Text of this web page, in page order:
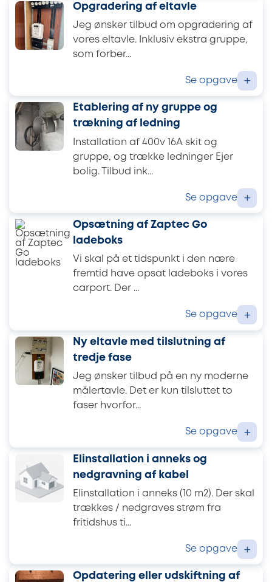
Opgradering af eltavle
Jeg ønsker tilbud om opgradering af
vores eltavle. Inklusiv ekstra gruppe,
som forber...
Se opgave +
Etablering af ny gruppe og
trækning af ledning
Installation af 400v 16A skit og
gruppe, og trække ledninger Ejer
bolig. Tilbud ink...
Se opgave +
Opsætning af Zaptec Go
ladeboks
Vi skal på et tidspunkt i den nære
fremtid have opsat ladeboks i vores
carport. Der ...
Se opgave +
Ny eltavle med tilslutning af
tredje fase
Jeg ønsker tilbud på en ny moderne
målertavle. Det er kun tilsluttet to
faser hvorfor...
Se opgave +
Elinstallation i anneks og
nedgravning af kabel
Elinstallation i anneks (10 m2). Der skal
trækkes / nedgraves strøm fra
fritidshus ti...
Se opgave +
Opdatering eller udskiftning af